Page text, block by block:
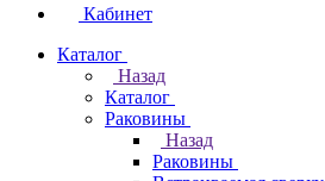
Кабинет
Каталог
Назад
Каталог
Раковины
Назад
Раковины